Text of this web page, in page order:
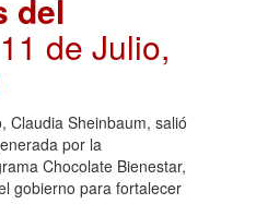
del
de Julio,
Claudia Sheinbaum, salió
por la
Chocolate Bienestar,
gobierno para fortalecer